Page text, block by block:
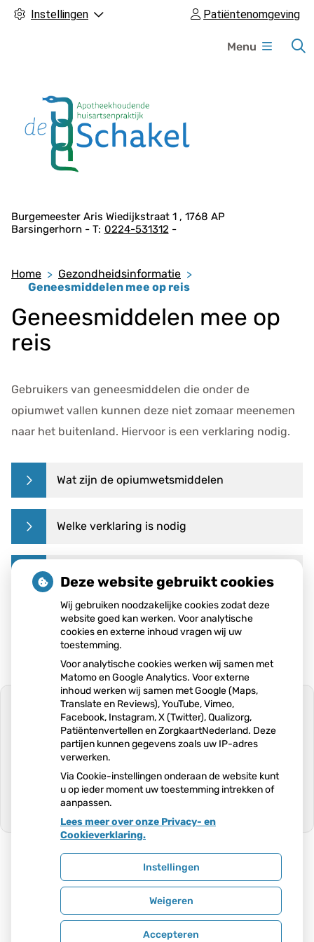
Instellingen Patiëntenomgeving
Menu
A
d
e
g
e
g
e
n
s
Burgemeester Aris Wiedijkstraat 1
1768 AP
Barsingerhorn
0224-531312
Home
Gezondheidsinformatie
Geneesmiddelen mee op reis
Geneesmiddelen mee op
reis
Gebruikers van geneesmiddelen die onder de
opiumwet vallen kunnen deze niet zomaar meenemen
naar het buitenland. Hiervoor is een verklaring nodig.
Wat zijn de opiumwetsmiddelen
Welke verklaring is nodig
HetCAK.nl
U heeft geen toestemming gegeven
voorexterne inhoud
te zien.
Cookie-instellingen wijzigen
Uw Zorg Online|Beheer
Cookie-instellingen
het
van
de
Deze website gebruikt cookies
Wij gebruiken noodzakelijke cookies zodat deze
website goed kan werken. Voor analytische
cookies en externe inhoud vragen wij uw
toestemming.
Voor analytische cookies werken wij samen met
Matomo en Google Analytics. Voor externe
inhoud werken wij samen met Google (Maps,
Translate en Reviews), YouTube, Vimeo,
Facebook, Instagram, X (Twitter), Qualizorg,
Patiëntenvertellen en ZorgkaartNederland. Deze
partijen kunnen gegevens zoals uw IP-adres
verwerken.
Via Cookie-instellingen onderaan de website kunt
u op ieder moment uw toestemming intrekken of
aanpassen.
Lees meer over onze Privacy- en
Cookieverklaring.
Instellingen
Weigeren
Accepteren